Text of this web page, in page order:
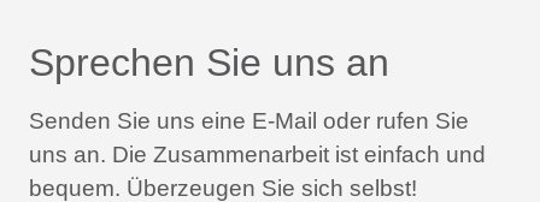
Sprechen Sie uns an
Senden Sie uns eine E-Mail oder rufen Sie
uns an. Die Zusammenarbeit ist einfach und
bequem. Überzeugen Sie sich selbst!